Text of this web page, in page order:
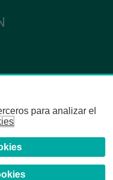
para analizar el